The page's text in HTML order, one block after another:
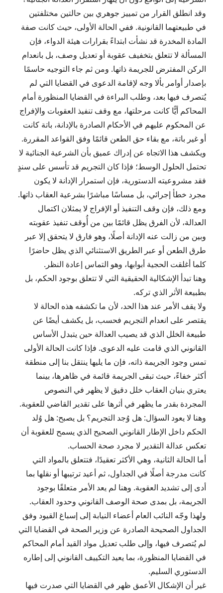
وقد انطلق القرار من تمييز جوهري بين حالتين مختلفتين
في طبيعتهما القانونية. ففي الحالة الأولى، حيث كانت صفة
المادة المخدرة قد نشأت ابتداءً بقرارات هيئة الدواء، فإن
المسألة لا تتعلق بتخفيف عقوبة أو تعديل وصف، بل بانعدام
الركن المفترض للجريمة ذاتها. ومن ثم جاء التوجيه حاسمًا
بإصدار أوامر بألا وجه لإقامة الدعوى في القضايا التي لم
يُتصرف فيها بعد، وطلب البراءة في القضايا المنظورة أمام
المحاكم أيًّا كانت مرحلتها، مع وقف تنفيذ العقوبات والإفراج
عن المحكوم عليهم في الأحكام الصادرة بالإدانة، باتة كانت
أو غير باتة، مع بقاء حق الطعن قائمًا وفق القواعد المقررة.
ويكشف هذا الاتجاه عن إدراك عميق بأن الشرعية الجنائية لا
تحتمل الحلول الوسط؛ فإذا كان التجريم قد تأسس على سندٍ
فقد مشروعيته الدستورية، فإن استمرار الإدانة لا يكون
مجرد خطأ إجرائي، بل مساسًا مباشرًا بشرعية العقاب ذاتها.
ومع ذلك، فإن وقف التنفيذ أو الإفراج لا يمثلان اكتمال
العدالة، لأن الفرق يظل قائمًا بين من أُوقف تنفيذ عقوبته
وبين من زالت عنه الإدانة أصلًا، وهو فارق لا يتحقق إلا عبر
طرق الطعن أو عبر الطريق الاستثنائي الذي يظل حاضرًا
كلما أغلقت الحجية أبوابها، وهو التماس إعادة النظر.
وهنا تبدأ الإشكالية الحقيقية التي لا تتعلق بوجود الحكم، بل
بطبيعة الأثر الذي تركه.
ولا يقف الأمر عند هذا الحد، لأن ما تكشفه هذه الحالة لا
يقتصر على انعدام التجريم فحسب، بل يكشف أيضًا عن
طبيعة الخلل الذي قد يصيب العدالة حين يتبدل الأساس
القانوني الذي قامت عليه الدعوى. فإذا كانت الحالة الأولى
تمس وجود الجريمة ذاته، فإن ما يليها ينتقل بنا إلى منطقة
أكثر خفاءً، حيث تبقى الجريمة قائمة في ظاهرها، بينما
يعتري بنيان العقاب خلل دقيق لا يظهر في النصوص
المجردة بقدر ما يظهر في أثرها على تقدير القاضي للعقوبة.
وهنا لا يعود السؤال: هل وُجد التجريم؟ بل يصبح: هل وُلد
الحكم داخل الإطار القانوني الصحيح الذي يسمح للعقوبة أن
تعكس عدالة التقدير لا مجرد صحة الحساب.
أما الحالة الثانية، وهي الأكثر تعقيدًا، فتتعلق بالمواد التي
كانت مدرجة أصلًا في الجداول، ثم أعيد ترتيبها أو نقلها بما
أدى إلى تشديد العقوبة. وهنا لم يعد الأمر متعلقًا بوجود
الجريمة، بل بمدى صحة الوصف القانوني وحدود العقاب.
ولهذا وجّه النائب العام أعضاء النيابة إلى إسباغ القيود وفق
الجداول الصحيحة الصادرة عن وزير الصحة في القضايا التي
لم يُتصرف فيها، وإلى طلب تعديل مواد القيد أمام المحاكم
في القضايا المنظورة، بما يعيد التكييف القانوني إلى إطاره
الدستوري السليم.
غير أن الإشكال الأعمق ظهر في القضايا التي صدرت فيها